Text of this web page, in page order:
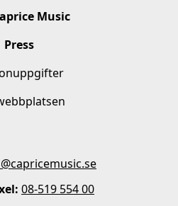
Music
Press
08-519 554 00